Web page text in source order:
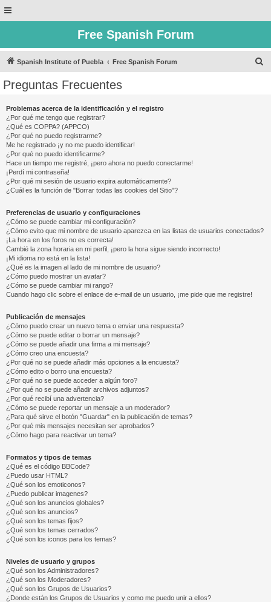
Free Spanish Forum
Spanish Institute of Puebla Free Spanish Forum
Preguntas Frecuentes
Problemas acerca de la identificación y el registro
¿Por qué me tengo que registrar?
¿Qué es COPPA? (APPCO)
¿Por qué no puedo registrarme?
Me he registrado ¡y no me puedo identificar!
¿Por qué no puedo identificarme?
Hace un tiempo me registré, ¡pero ahora no puedo conectarme!
¡Perdí mi contraseña!
¿Por qué mi sesión de usuario expira automáticamente?
¿Cuál es la función de "Borrar todas las cookies del Sitio"?
Preferencias de usuario y configuraciones
¿Cómo se puede cambiar mi configuración?
¿Cómo evito que mi nombre de usuario aparezca en las listas de usuarios conectados?
¡La hora en los foros no es correcta!
Cambié la zona horaria en mi perfil, ¡pero la hora sigue siendo incorrecto!
¡Mi idioma no está en la lista!
¿Qué es la imagen al lado de mi nombre de usuario?
¿Cómo puedo mostrar un avatar?
¿Cómo se puede cambiar mi rango?
Cuando hago clic sobre el enlace de e-mail de un usuario, ¡me pide que me registre!
Publicación de mensajes
¿Cómo puedo crear un nuevo tema o enviar una respuesta?
¿Cómo se puede editar o borrar un mensaje?
¿Cómo se puede añadir una firma a mi mensaje?
¿Cómo creo una encuesta?
¿Por qué no se puede añadir más opciones a la encuesta?
¿Cómo edito o borro una encuesta?
¿Por qué no se puede acceder a algún foro?
¿Por qué no se puede añadir archivos adjuntos?
¿Por qué recibí una advertencia?
¿Cómo se puede reportar un mensaje a un moderador?
¿Para qué sirve el botón "Guardar" en la publicación de temas?
¿Por qué mis mensajes necesitan ser aprobados?
¿Cómo hago para reactivar un tema?
Formatos y tipos de temas
¿Qué es el código BBCode?
¿Puedo usar HTML?
¿Qué son los emoticonos?
¿Puedo publicar imagenes?
¿Qué son los anuncios globales?
¿Qué son los anuncios?
¿Qué son los temas fijos?
¿Qué son los temas cerrados?
¿Qué son los iconos para los temas?
Niveles de usuario y grupos
¿Qué son los Administradores?
¿Qué son los Moderadores?
¿Qué son los Grupos de Usuarios?
¿Donde están los Grupos de Usuarios y como me puedo unir a ellos?